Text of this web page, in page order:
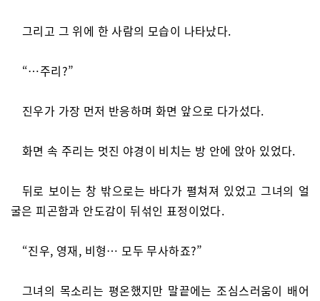
그리고 그 위에 한 사람의 모습이 나타났다.
“…주리?”
진우가 가장 먼저 반응하며 화면 앞으로 다가섰다.
화면 속 주리는 멋진 야경이 비치는 방 안에 앉아 있었다.
뒤로 보이는 창 밖으로는 바다가 펼쳐져 있었고 그녀의 얼
굴은 피곤함과 안도감이 뒤섞인 표정이었다.
“진우, 영재, 비형… 모두 무사하죠?”
그녀의 목소리는 평온했지만 말끝에는 조심스러움이 배어